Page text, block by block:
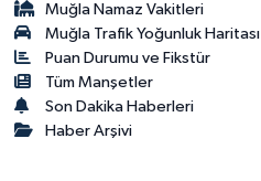
Muğla Namaz Vakitleri
Muğla Trafik Yoğunluk Haritası
Puan Durumu ve Fikstür
Tüm Manşetler
Son Dakika Haberleri
Haber Arşivi